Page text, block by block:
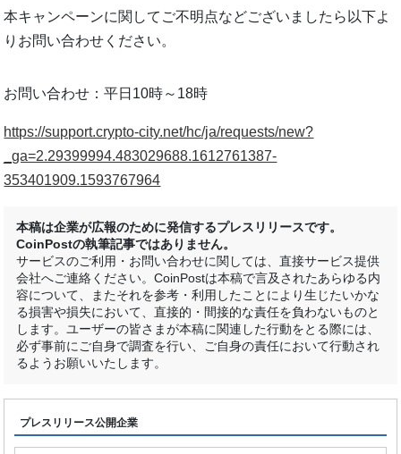
本キャンペーンに関してご不明点などございましたら以下よ
りお問い合わせください。
お問い合わせ：平日10時～18時
https://support.crypto-city.net/hc/ja/requests/new?
_ga=2.29399994.483029688.1612761387-
353401909.1593767964
本稿は企業が広報のために発信するプレスリリースです。
CoinPostの執筆記事ではありません。
サービスのご利用・お問い合わせに関しては、直接サービス提供
会社へご連絡ください。CoinPostは本稿で言及されたあらゆる内
容について、またそれを参考・利用したことにより生じたいかな
る損害や損失において、直接的・間接的な責任を負わないものと
します。ユーザーの皆さまが本稿に関連した行動をとる際には、
必ず事前にご自身で調査を行い、ご自身の責任において行動され
るようお願いいたします。
プレスリリース公開企業